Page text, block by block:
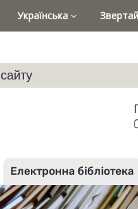
Українська
Електронна бібліотека